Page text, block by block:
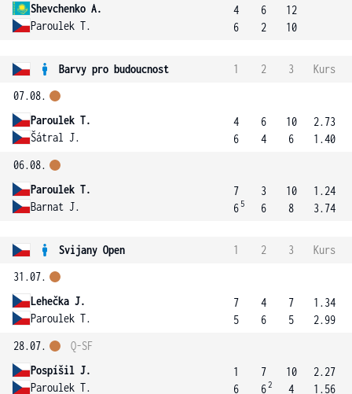
Shevchenko A.
Paroulek T.
4
6
6
2
12
10
Barvy pro budoucnost 1 2 3
Kurs
07.08.
Paroulek T.
Šátral J.
4
6
6
4
10
6
2.73
1.40
06.08.
Paroulek T.
Barnat J.
7
6 5
3
6
10
8
1.24
3.74
Svijany Open 1 2 3
Kurs
31.07.
Lehečka J.
Paroulek T.
7
5
4
6
7
5
1.34
2.99
28.07.
Pospíšil J.
Paroulek T.
Q-SF
1
6
7
62
10
4
2.27
1.56